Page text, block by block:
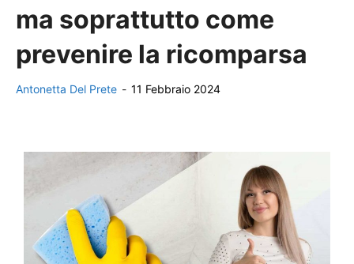
ma soprattutto come
prevenire la ricomparsa
Antonetta Del Prete - 11 Febbraio 2024